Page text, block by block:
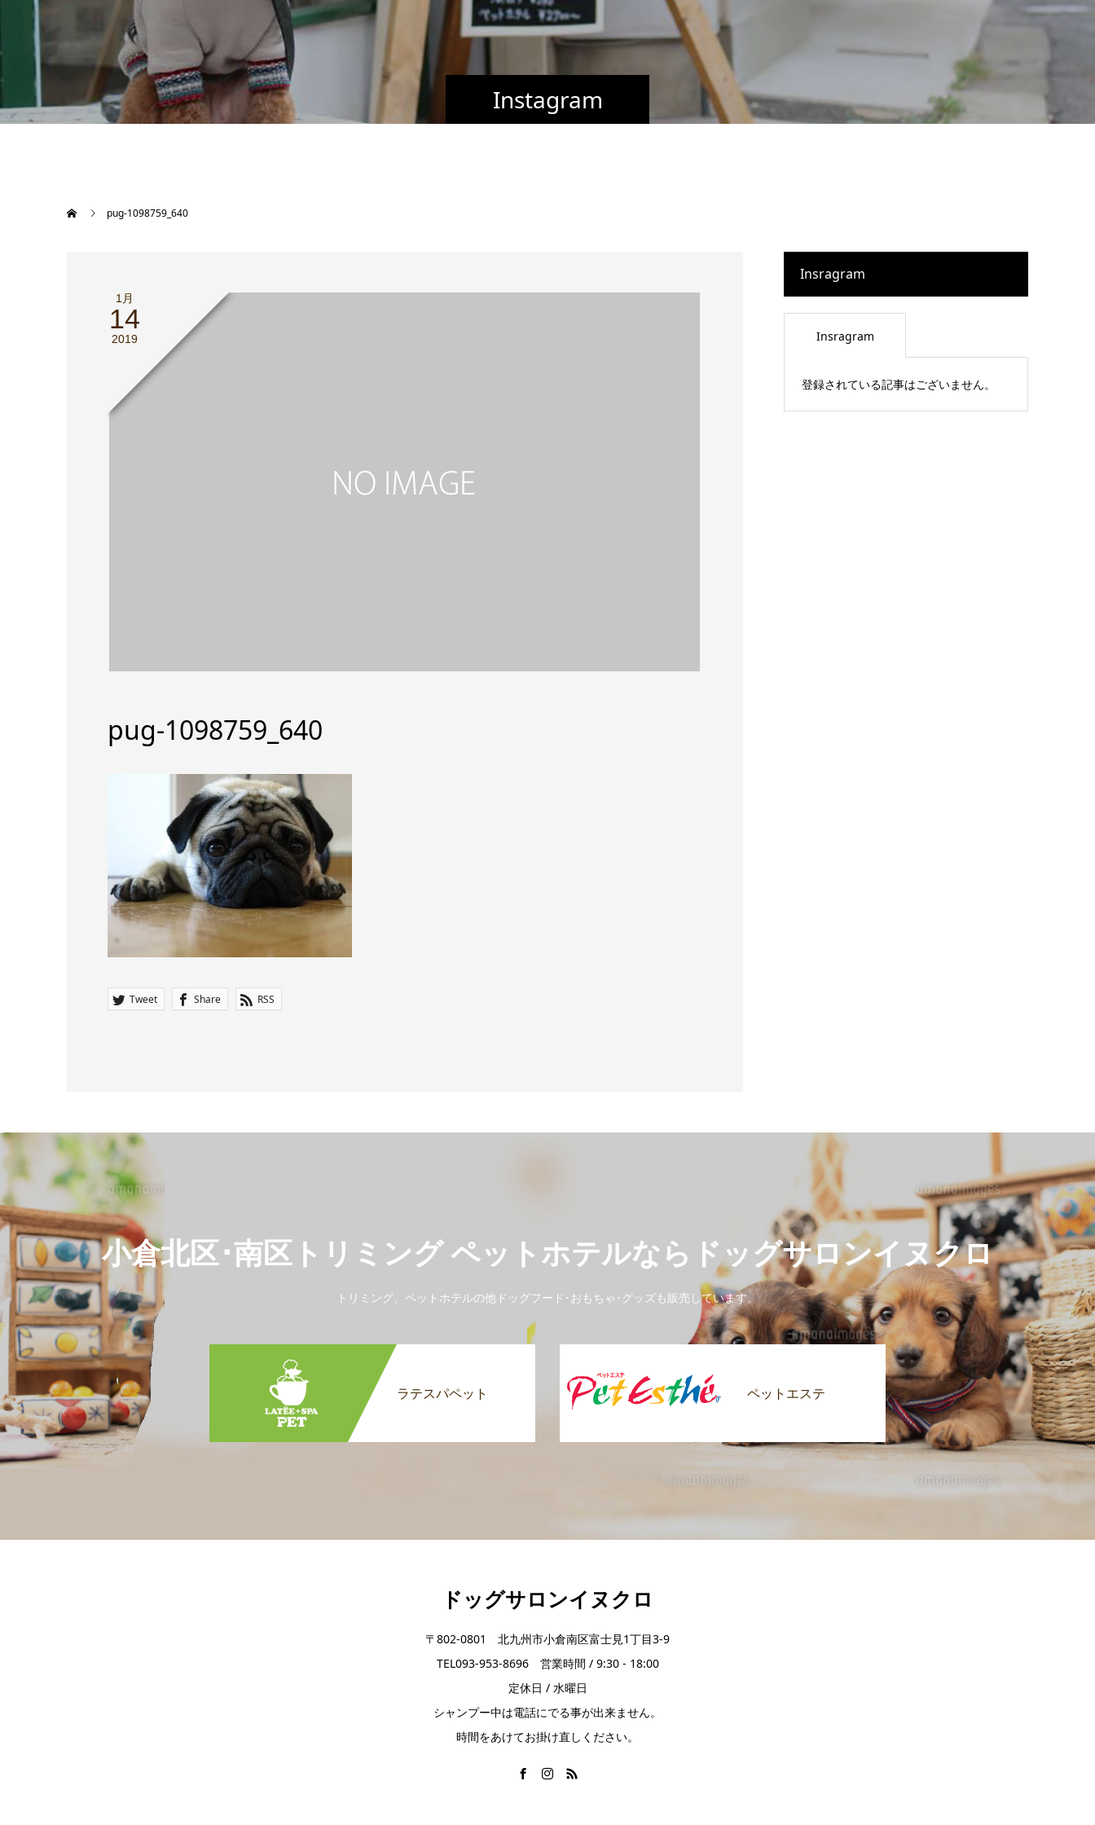
Instagram
pug-1098759_640
1月
14
2019
pug-1098759_640
Tweet Share RSS
Insragram
Insragram
登録されている記事はございません。
小倉北区･南区トリミング ペットホテルならドッグサロンイヌクロ
トリミング、ペットホテルの他ドッグフード･おもちゃ･グッズも販売しています。
ラテスパペット ペットエステ
ドッグサロンイヌクロ
〒802-0801 北九州市小倉南区富士見1丁目3-9
TEL093-953-8696 営業時間 / 9:30 - 18:00
定休日 / 水曜日
シャンプー中は電話にでる事が出来ません。
時間をあけてお掛け直しください。